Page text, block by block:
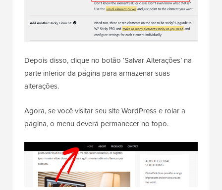
Depois disso, clique no botão ‘Salvar Alterações’ na
parte inferior da página para armazenar suas
alterações.
Agora, se você visitar seu site WordPress e rolar a
página, o menu deverá permanecer no topo.